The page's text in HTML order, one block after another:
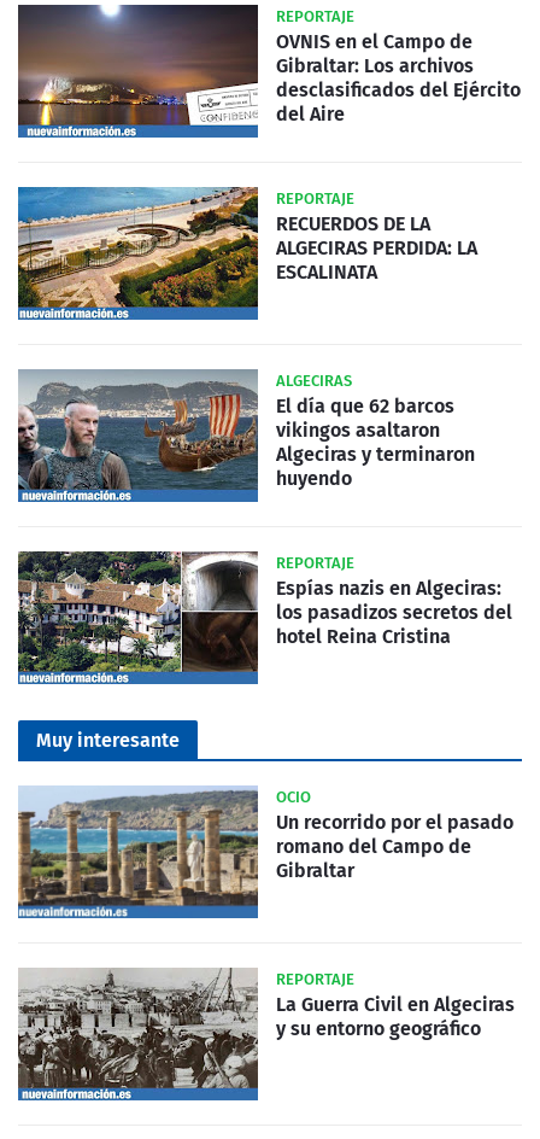
REPORTAJE
OVNIS en el Campo de
Gibraltar: Los archivos
desclasificados del Ejército
del Aire
REPORTAJE
RECUERDOS DE LA
ALGECIRAS PERDIDA: LA
ESCALINATA
ALGECIRAS
El día que 62 barcos
vikingos asaltaron
Algeciras y terminaron
huyendo
REPORTAJE
Espías nazis en Algeciras:
los pasadizos secretos del
hotel Reina Cristina
Muy interesante
OCIO
Un recorrido por el pasado
romano del Campo de
Gibraltar
REPORTAJE
La Guerra Civil en Algeciras
y su entorno geográfico